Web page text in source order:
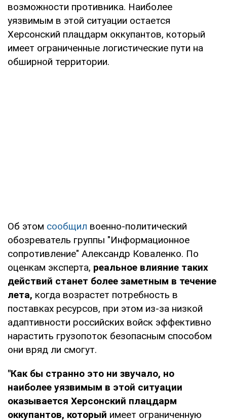
возможности противника. Наиболее
уязвимым в этой ситуации остается
Херсонский плацдарм оккупантов, который
имеет ограниченные логистические пути на
обширной территории.
Об этом сообщил военно-политический
обозреватель группы "Информационное
сопротивление" Александр Коваленко. По
оценкам эксперта, реальное влияние таких
действий станет более заметным в течение
лета, когда возрастет потребность в
поставках ресурсов, при этом из-за низкой
адаптивности российских войск эффективно
нарастить грузопоток безопасным способом
они вряд ли смогут.
"Как бы странно это ни звучало, но
наиболее уязвимым в этой ситуации
оказывается Херсонский плацдарм
оккупантов, который имеет ограниченную